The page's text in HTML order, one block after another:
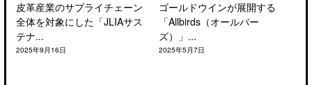
皮革産業のサプライチェーン
全体を対象にした「JLIAサス
テナ...
2025年9月16日
ゴールドウインが展開する
「Allbirds（オールバー
ズ）」...
2025年5月7日